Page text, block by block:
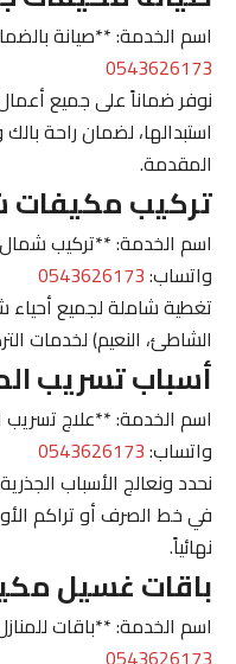
اسم الخدمة: **صيانة
0543626173
نوفر ضماناً على جميع
استبدالها، لضمان راحة
المقدمة.
تركيب مكيفات
اسم الخدمة: **تركيب
واتساب:0543626173
تغطية شاملة لجميع أحياء
الشاطئ، النعيم) لخدمات
أسباب تسريب
اسم الخدمة: **علاج تسريب
واتساب:0543626173
نحدد ونعالج الأسباب
في خط الصرف أو تراكم
نهائياً.
باقات غسيل
اسم الخدمة: **باقات